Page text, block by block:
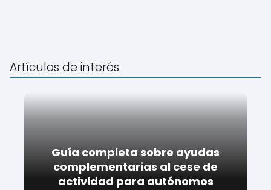
Artículos de interés
Guía completa sobre ayudas
complementarias al cese de
actividad para autónomos